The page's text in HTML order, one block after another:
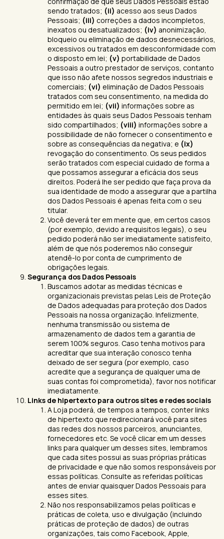
sendo tratados; (ii) acesso aos seus Dados
Pessoais; (iii) correções a dados incompletos,
inexatos ou desatualizados; (iv) anonimização,
bloqueio ou eliminação de dados desnecessários,
excessivos ou tratados em desconformidade com
o disposto em lei; (v) portabilidade de Dados
Pessoais a outro prestador de serviços, contanto
que isso não afete nossos segredos industriais e
comerciais; (vi) eliminação de Dados Pessoais
tratados com seu consentimento, na medida do
permitido em lei; (vii) informações sobre as
entidades às quais seus Dados Pessoais tenham
sido compartilhados; (viii) informações sobre a
possibilidade de não fornecer o consentimento e
sobre as consequências da negativa; e (ix)
revogação do consentimento. Os seus pedidos
serão tratados com especial cuidado de forma a
que possamos assegurar a eficácia dos seus
direitos. Poderá lhe ser pedido que faça prova da
sua identidade de modo a assegurar que a partilha
dos Dados Pessoais é apenas feita com o seu
titular.
Você deverá ter em mente que, em certos casos
(por exemplo, devido a requisitos legais), o seu
pedido poderá não ser imediatamente satisfeito,
além de que nós poderemos não conseguir
atendê-lo por conta de cumprimento de
obrigações legais.
Segurança dos Dados Pessoais
Buscamos adotar as medidas técnicas e
organizacionais previstas pelas Leis de Proteção
de Dados adequadas para proteção dos Dados
Pessoais na nossa organização. Infelizmente,
nenhuma transmissão ou sistema de
armazenamento de dados tem a garantia de
serem 100% seguros. Caso tenha motivos para
acreditar que sua interação conosco tenha
deixado de ser segura (por exemplo, caso
acredite que a segurança de qualquer uma de
suas contas foi comprometida), favor nos notificar
imediatamente.
Links de hipertexto para outros sites e redes sociais
A Loja poderá, de tempos a tempos, conter links
de hipertexto que redirecionará você para sites
das redes dos nossos parceiros, anunciantes,
fornecedores etc. Se você clicar em um desses
links para qualquer um desses sites, lembramos
que cada sites possui as suas próprias práticas
de privacidade e que não somos responsáveis por
essas políticas. Consulte as referidas políticas
antes de enviar quaisquer Dados Pessoais para
esses sites.
Não nos responsabilizamos pelas políticas e
práticas de coleta, uso e divulgação (incluindo
práticas de proteção de dados) de outras
organizações, tais como Facebook, Apple,